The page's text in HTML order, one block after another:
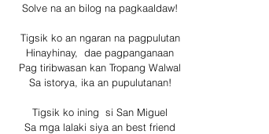
Solve na an bilog na pagkaaldaw!
Tigsik ko an ngaran na pagpulutan
Hinayhinay,  dae pagpanganaan
Pag tiribwasan kan Tropang Walwal
Sa istorya, ika an pupulutanan!
Tigsik ko ining  si San Miguel
Sa mga lalaki siya an best friend